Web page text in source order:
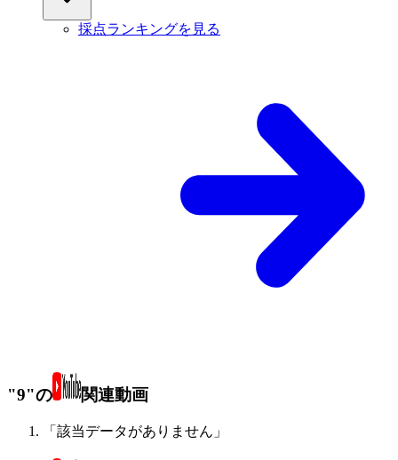
採点ランキングを見る
"9"の 関連動画
「該当データがありません」